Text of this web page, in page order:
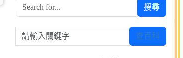
搜尋
請輸入關鍵字 查百科